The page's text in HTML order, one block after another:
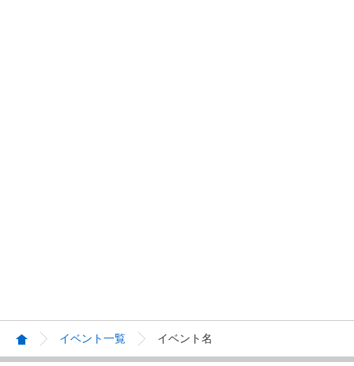
イベント一覧 イベント名